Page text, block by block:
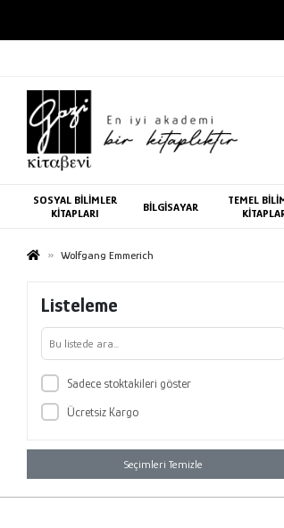
SOSYAL BİLİMLER
KİTAPLARI
BİLGİSAYAR
TEMEL
Wolfgang Emmerich
Listeleme
Sadece stoktakileri göster
Ücretsiz Kargo
Seçimleri Temizle